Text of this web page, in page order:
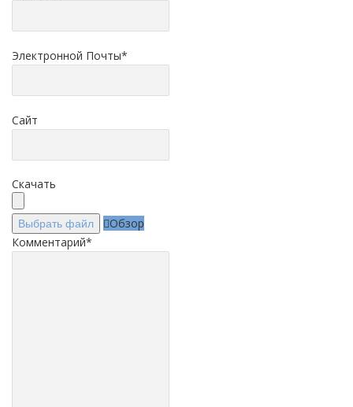
Электронной Почты*
Сайт
Скачать
Выбрать файл
Обзор
Комментарий*